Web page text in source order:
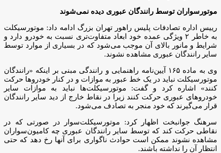
موتورسواران توسط رانندگان عبوری دیده نمی‌شوند
رییس اداره تصادفات پلیس راهور تهران بزرگ ادامه داد: موتورسیکلت
به خاطر ۲ ویژگی عمده‌ خود ابعاد متفاوت‌تری نسبت به خودرو دارد و
شرایط و مانور بالای آن موجب می‌شود که در بسیاری از موارد توسط
سایر رانندگان عبوری مشاهده نشوند.
وی به ماده ۱۶۵ آیین‌نامه راهنمایی و رانندگی مبنی بر اینکه «رانندگان
موتورسیکلت نباید در یک خط عبور به موازات و در کنار خودروها حرکت
کنند» اشاره کرد و گفت: موتورسیکلت‌ها نباید به موازات سایر
خودروهای عبوری حرکت کنند زیرا در نقاط خارج از دید سایر رانندگان
قرار می‌گیرند که خود منجر به تصادف می‌شود.
سرهنگ جوانبخت اظهار کرد: موتورسیکلت‌سوار در صورتی که در
نقاطی حرکت کند که توسط سایر رانندگان عبوری چه کامیون‌سواران
مشاهده نشوند ممکن است حوادث ناگواری برای آنها رخ دهد که حتی
انتظار آن را نداشته باشند.